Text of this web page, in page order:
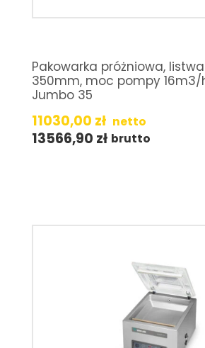
Pakowarka próżniowa,
350mm, moc pompy 16m3/
Jumbo 35
11030,00 zł netto
13566,90 zł brutto